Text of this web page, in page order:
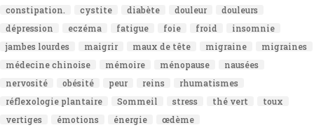
constipation.
cystite diabète douleur
douleurs
dépression
eczéma fatigue foie froid
insomnie
jambes lourdes
maigrir maux de tête migraine
migraines
médecine chinoise
mémoire ménopause
nausées
nervosité
obésité peur reins
rhumatismes
réflexologie plantaire
Sommeil stress thé vert
toux
vertiges
émotions énergie œdème